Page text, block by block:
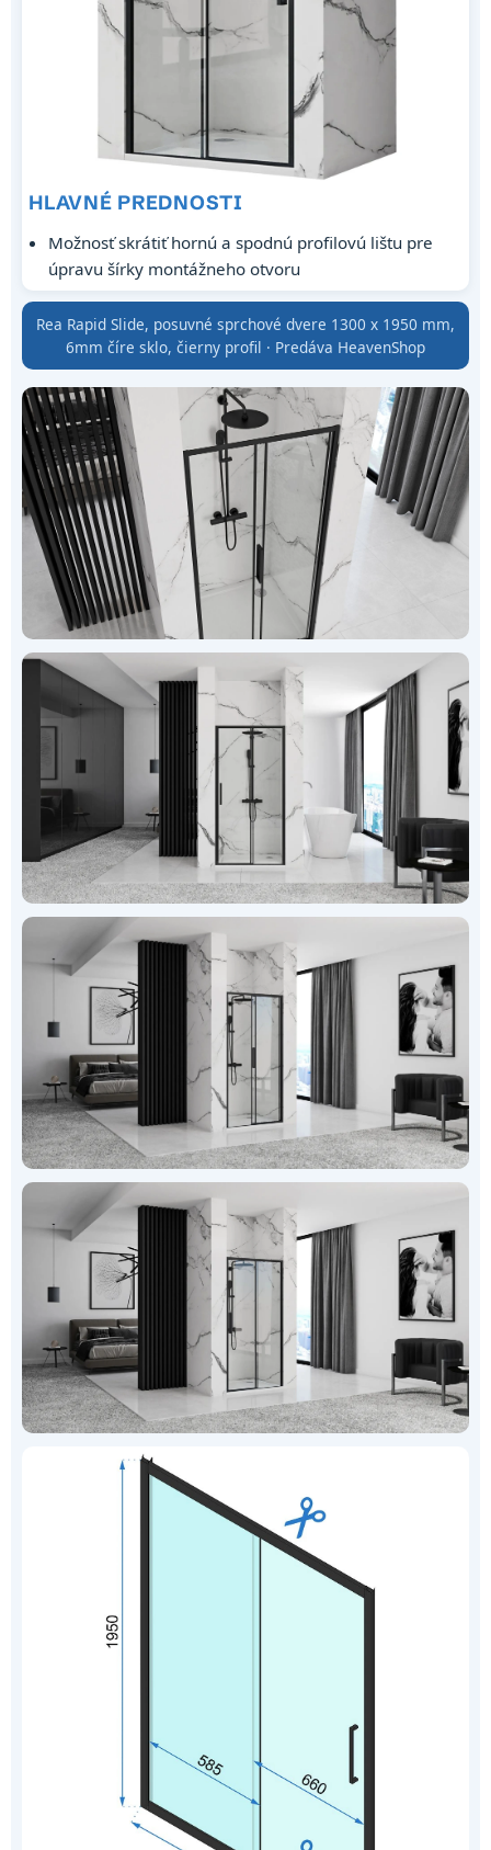
HLAVNÉ PREDNOSTI
Možnosť skrátiť hornú a spodnú profilovú lištu pre
úpravu šírky montážneho otvoru
Rea Rapid Slide, posuvné sprchové dvere 1300 x 1950 mm,
6mm číre sklo, čierny profil · Predáva HeavenShop